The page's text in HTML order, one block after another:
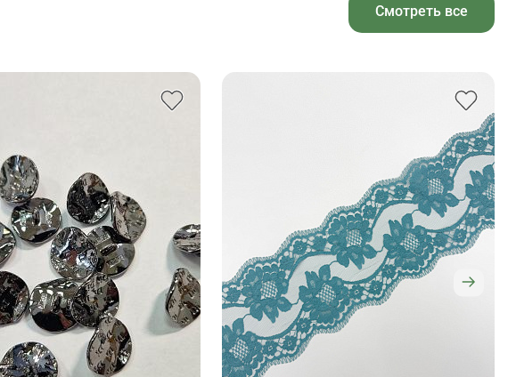
Смотреть все